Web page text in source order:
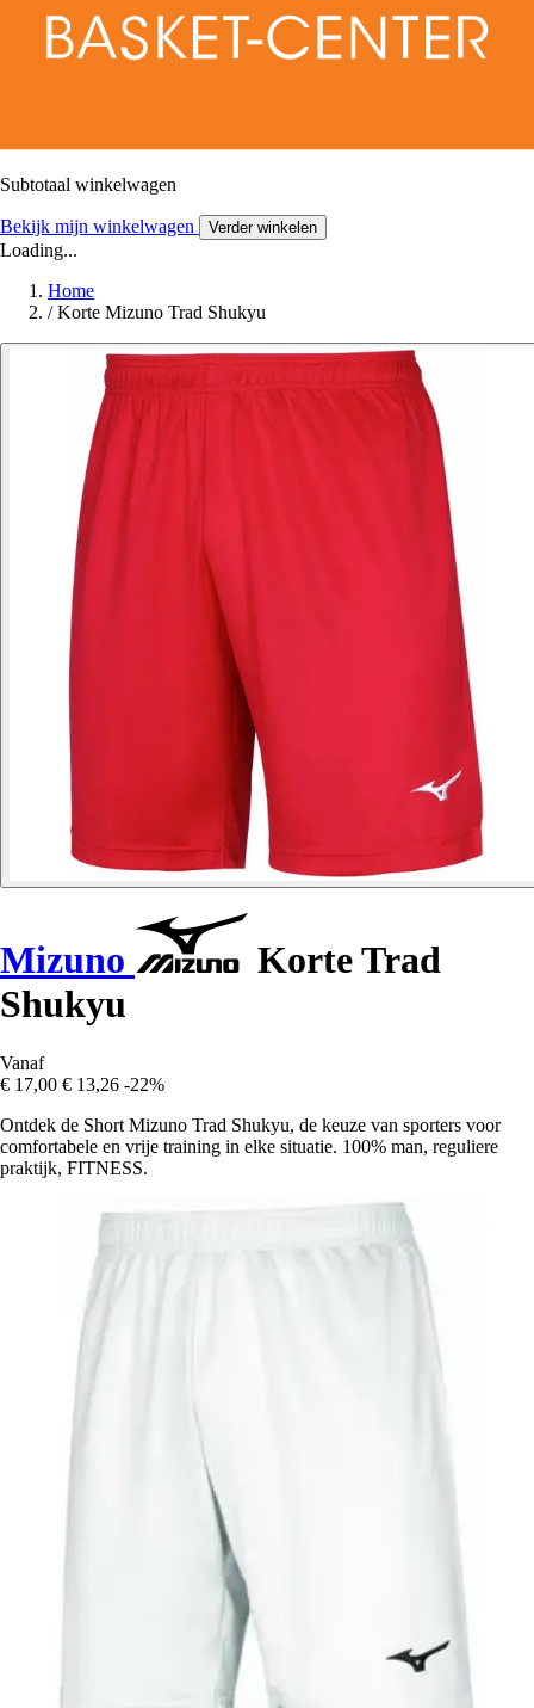
Subtotaal winkelwagen
Bekijk mijn winkelwagen Verder winkelen
Loading...
Home
/ Korte Mizuno Trad Shukyu
Mizuno
Korte Trad
Shukyu
Vanaf
€ 17,00 € 13,26 -22%
Ontdek de Short Mizuno Trad Shukyu, de keuze van sporters voor
comfortabele en vrije training in elke situatie. 100% man, reguliere
praktijk, FITNESS.